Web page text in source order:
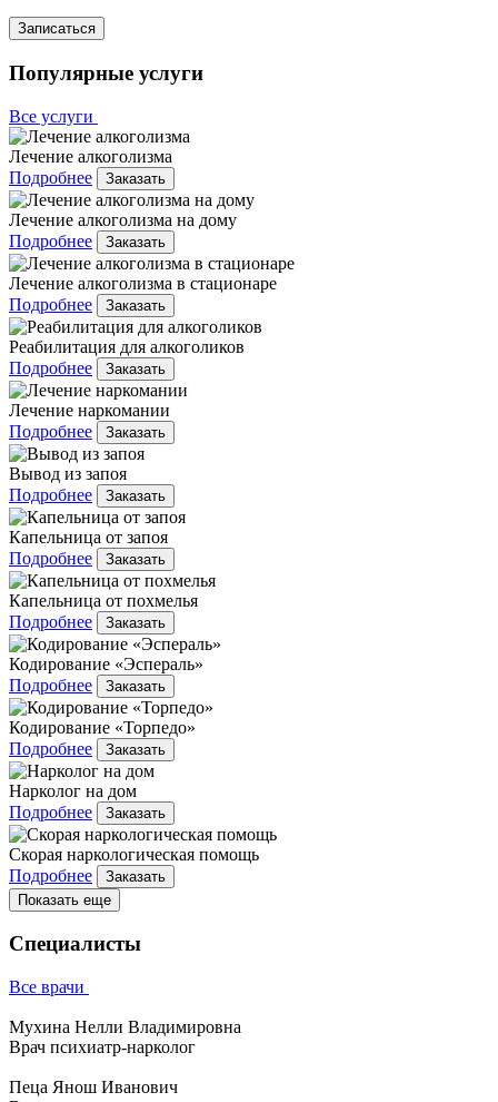
Записаться
Популярные услуги
Все услуги
Лечение алкоголизма
Подробнее
Заказать
Лечение алкоголизма на дому
Подробнее
Заказать
Лечение алкоголизма в стационаре
Подробнее
Заказать
Реабилитация для алкоголиков
Подробнее
Заказать
Лечение наркомании
Подробнее
Заказать
Вывод из запоя
Подробнее
Заказать
Капельница от запоя
Подробнее
Заказать
Капельница от похмелья
Подробнее
Заказать
Кодирование «Эспераль»
Подробнее
Заказать
Кодирование «Торпедо»
Подробнее
Заказать
Нарколог на дом
Подробнее
Заказать
Скорая наркологическая помощь
Подробнее
Заказать
Показать еще
Специалисты
Все врачи
Мухина Нелли Владимировна
Врач психиатр-нарколог
Пеца Янош Иванович